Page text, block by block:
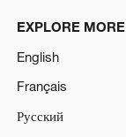
EXPLORE MORE
English
Français
Русский